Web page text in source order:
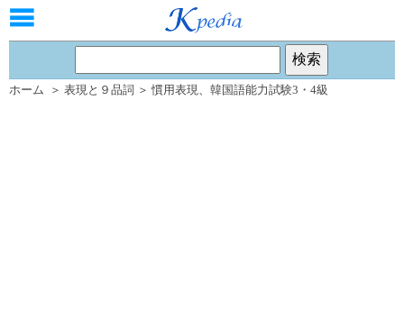
ホーム ＞ 表現と９品詞 ＞ 慣用表現、 韓国語能力試験3・4級